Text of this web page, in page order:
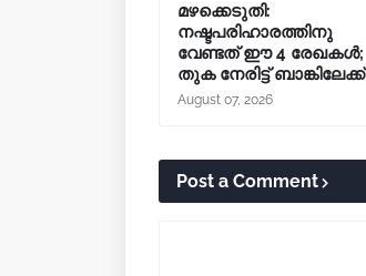
മഴക്കെടുതി:
നഷ്ടപരിഹാരത്തിനു
വേണ്ടത് ഈ 4 രേഖകൾ;
തുക നേരിട്ട് ബാങ്കിലേക്ക്
August 07, 2026
Post a Comment